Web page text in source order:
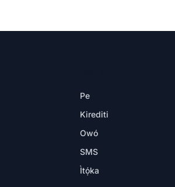
Pe
Kirediti
Owó
SMS
Ìtọ́ka